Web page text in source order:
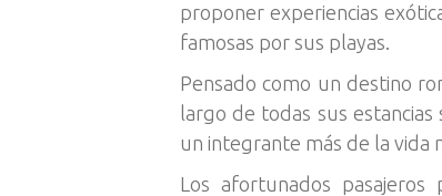
proponer experiencias
famosas por sus playas.
Pensado como un destino
largo de todas sus
un integrante más de la vida
Los afortunados